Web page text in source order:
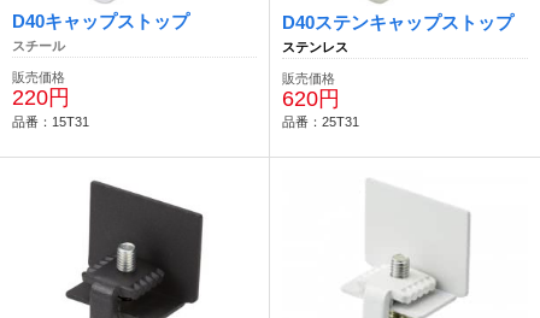
D40キャップストップ
スチール
販売価格
220円
品番：15T31
D40ステンキャップストップ
ステンレス
販売価格
620円
品番：25T31